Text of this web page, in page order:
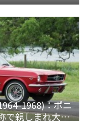
1968)：ポニ
で親しまれ大ヒ